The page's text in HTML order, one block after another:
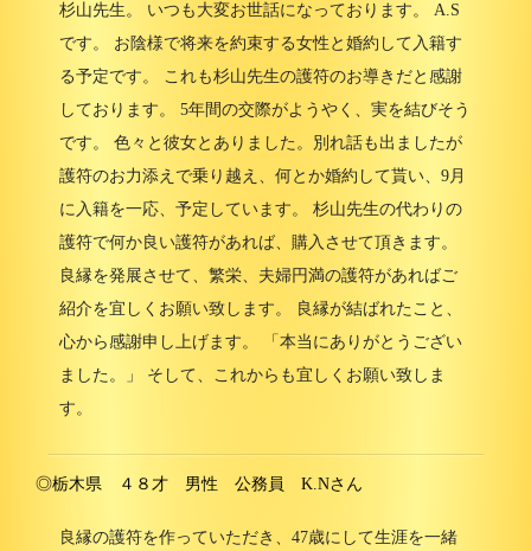
杉山先生。 いつも大変お世話になっております。 A.S
です。 お陰様で将来を約束する女性と婚約して入籍す
る予定です。 これも杉山先生の護符のお導きだと感謝
しております。 5年間の交際がようやく、実を結びそう
です。 色々と彼女とありました。別れ話も出ましたが
護符のお力添えで乗り越え、何とか婚約して貰い、9月
に入籍を一応、予定しています。 杉山先生の代わりの
護符で何か良い護符があれば、購入させて頂きます。
良縁を発展させて、繁栄、夫婦円満の護符があればご
紹介を宜しくお願い致します。 良縁が結ばれたこと、
心から感謝申し上げます。 「本当にありがとうござい
ました。」 そして、これからも宜しくお願い致しま
す。
◎栃木県 ４８才 男性 公務員 K.Nさん
良縁の護符を作っていただき、47歳にして生涯を一緒